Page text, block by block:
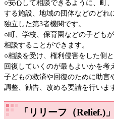
○安心して相談できるように、町
する施設、地域の団体などのどれ
独立した第3者機関です。
○町、学校、保育園などの子ども
相談することができます。
○相談を受け、権利侵害をした側
回復していくのが最もよいかを考
子どもの救済や回復のために助言
調整、勧告、改める要請を行いま
「リリーフ（Relief.)」